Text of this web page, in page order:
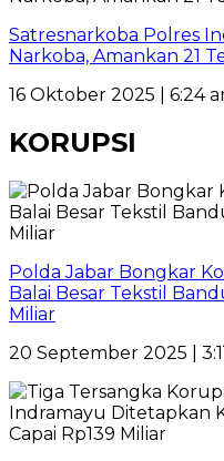
Satresnarkoba Polres
Narkoba, Amankan 21
16 Oktober 2025 | 6:24
KORUPSI
Polda Jabar Bongkar
Balai Besar Tekstil
Miliar
20 September 2025 |